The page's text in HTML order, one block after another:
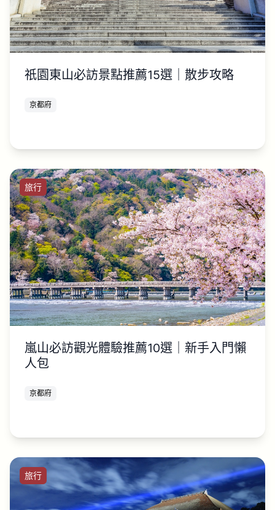
祇園東山必訪景點推薦15選｜散步攻略
京都府
旅行
嵐山必訪觀光體驗推薦10選｜新手入門懶
人包
京都府
旅行